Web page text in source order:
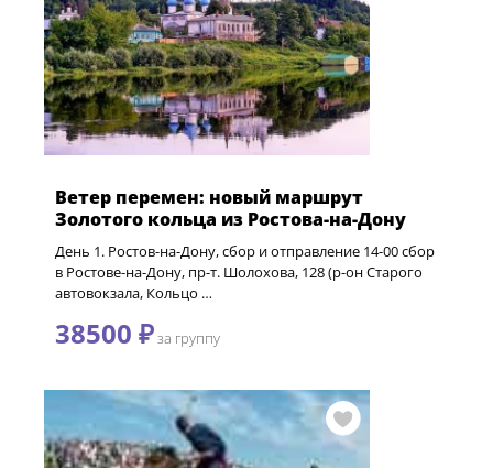
Ветер перемен: новый маршрут
Золотого кольца из Ростова-на-Дону
День 1. Ростов-на-Дону, сбор и отправление 14-00 сбор
в Ростове-на-Дону, пр-т. Шолохова, 128 (р-он Старого
автовокзала, Кольцо …
38500 ₽за группу